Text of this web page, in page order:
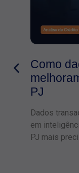
Como
PJ
Dados
em
PJ mais